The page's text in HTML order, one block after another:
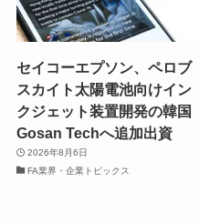
セイコーエプソン、ペロブ
スカイト太陽電池向けイン
クジェット装置開発の韓国
Gosan Techへ追加出資
2026年8月6日
FA業界・企業トピックス